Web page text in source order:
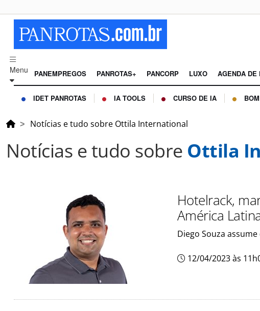
Menu PANEMPREGOS PANROTAS+ PANCORP LUXO AGENDA DE
IDET PANROTAS IA TOOLS CURSO DE IA
Notícias e tudo sobre Ottila International
Notícias e tudo sobre Ottila
Hotelrack,
América
Diego Souza
12/04/2023 às